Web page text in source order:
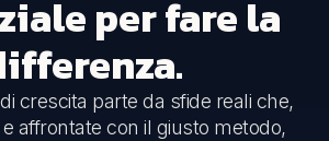
per fare la
crescita parte da sfide reali che,
affrontate con il giusto metodo,